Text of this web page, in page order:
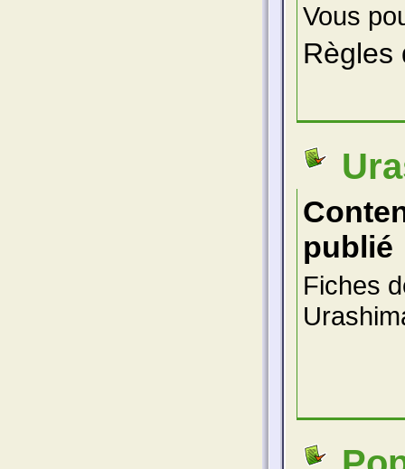
Vous
Règles
publié
Fiches